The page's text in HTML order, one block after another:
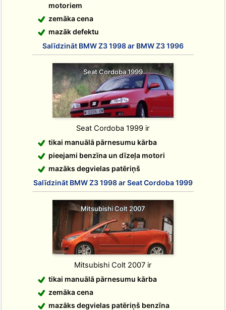
motoriem
zemāka cena
mazāk defektu
Salīdzināt BMW Z3 1998 ar BMW Z3 1996
Seat Cordoba 1999
Seat Cordoba 1999 ir
tikai manuālā pārnesumu kārba
pieejami benzīna un dīzeļa motori
mazāks degvielas patēriņš
Salīdzināt BMW Z3 1998 ar Seat Cordoba 1999
Mitsubishi Colt 2007
Mitsubishi Colt 2007 ir
tikai manuālā pārnesumu kārba
zemāka cena
mazāks degvielas patēriņš benzīna